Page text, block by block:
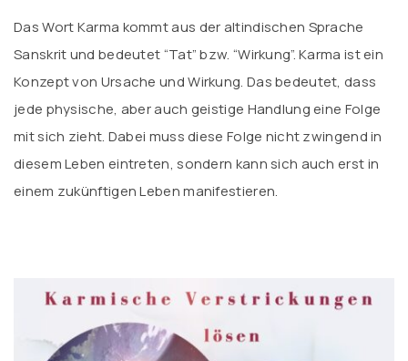
Das Wort Karma kommt aus der altindischen Sprache
Sanskrit und bedeutet “Tat” bzw. “Wirkung”. Karma ist ein
Konzept von Ursache und Wirkung. Das bedeutet, dass
jede physische, aber auch geistige Handlung eine Folge
mit sich zieht. Dabei muss diese Folge nicht zwingend in
diesem Leben eintreten, sondern kann sich auch erst in
einem zukünftigen Leben manifestieren.